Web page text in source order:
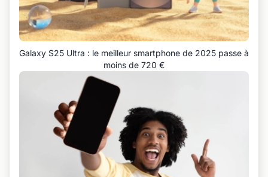
Galaxy S25 Ultra : le meilleur smartphone de 2025 passe à
moins de 720 €